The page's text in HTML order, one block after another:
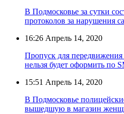
В Подмосковье за сутки
протоколов за нарушения
16:26 Апрель 14, 2020
Пропуск для
нельзя будет оформить по
15:51 Апрель 14, 2020
В Подмосковье
вышедшую в магазин